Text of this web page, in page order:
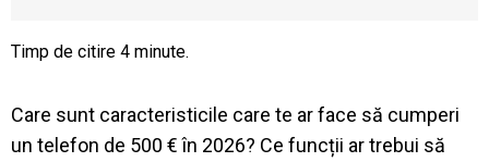
Care sunt caracteristicile care te ar face să cumperi
un telefon de 500 € în 2026? Ce funcții ar trebui să